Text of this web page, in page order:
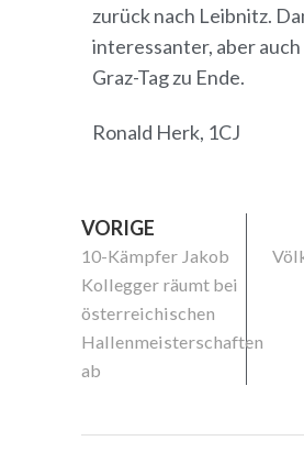
zurück nach Leibnitz.
interessanter, aber
Graz-Tag zu Ende.
Ronald Herk, 1CJ
VORIGE
10-Kämpfer Jakob
Kollegger räumt bei
österreichischen
Hallenmeisterschaften
ab